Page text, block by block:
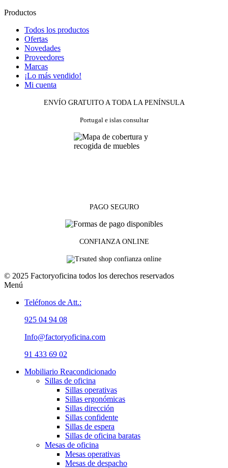
Productos
Todos los productos
Ofertas
Novedades
Proveedores
Marcas
¡Lo más vendido!
Mi cuenta
ENVÍO GRATUITO A TODA LA PENÍNSULA
Portugal e islas consultar
PAGO SEGURO
CONFIANZA ONLINE
© 2025 Factoryoficina todos los derechos reservados
Menú
Teléfonos de Att.:
925 04 94 08
Info@factoryoficina.com
91 433 69 02
Mobiliario Reacondicionado
Sillas de oficina
Sillas operativas
Sillas ergonómicas
Sillas dirección
Sillas confidente
Sillas de espera
Sillas de oficina baratas
Mesas de oficina
Mesas operativas
Mesas de despacho